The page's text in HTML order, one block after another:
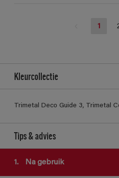
1
Kleurcollectie
Trimetal Deco Guide 3, Trimetal
Tips & advies
1. Na gebruik